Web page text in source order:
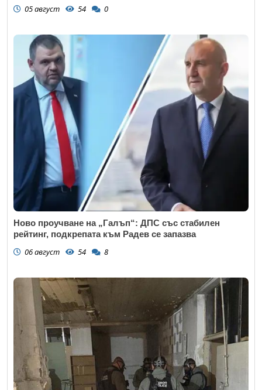
05 август 54 0
Ново проучване на „Галъп“: ДПС със стабилен
рейтинг, подкрепата към Радев се запазва
06 август 54 8